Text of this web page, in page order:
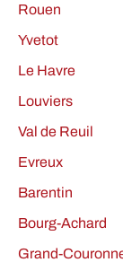
Rouen
Yvetot
Le Havre
Louviers
Val de Reuil
Evreux
Barentin
Bourg-Achard
Grand-